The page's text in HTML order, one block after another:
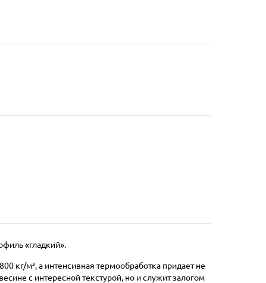
«гладкий».
кг/м³, а интенсивная термообработка придает не
с интересной текстурой, но и служит залогом